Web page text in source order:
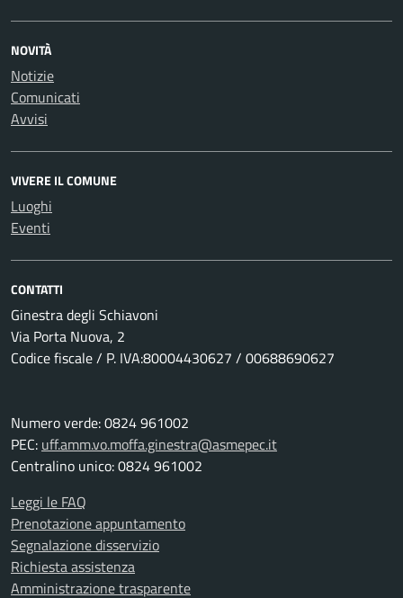
NOVITÀ
Notizie
Comunicati
Avvisi
VIVERE IL COMUNE
Luoghi
Eventi
CONTATTI
Ginestra degli Schiavoni
Via Porta Nuova, 2
Codice fiscale / P. IVA:80004430627 / 00688690627
Numero verde: 0824 961002
PEC: uff.amm.vo.moffa.ginestra@asmepec.it
Centralino unico: 0824 961002
Leggi le FAQ
Prenotazione appuntamento
Segnalazione disservizio
Richiesta assistenza
Amministrazione trasparente